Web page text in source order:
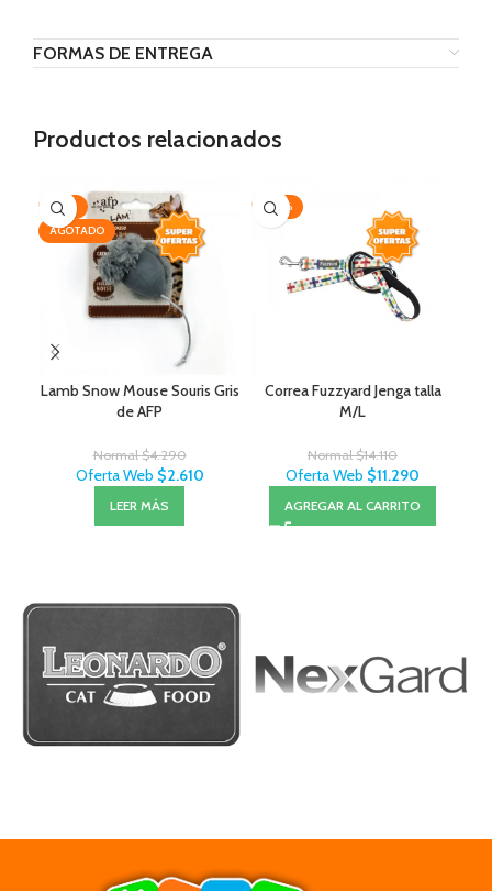
FORMAS DE ENTREGA
Productos relacionados
-39%
AGOTADO
Lamb Snow Mouse Souris Gris
de AFP
Normal$4.290
Oferta Web $2.610
LEER MÁS
-20%
Correa Fuzzyard Jenga talla
M/L
Normal$14.110
Oferta Web $11.290
AGREGAR AL CARRITO